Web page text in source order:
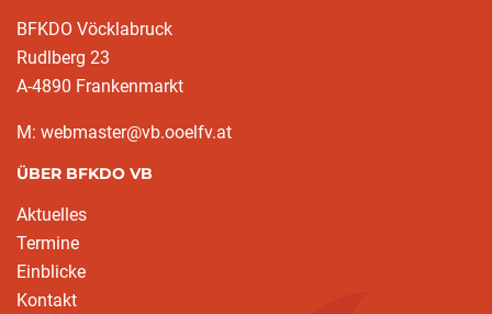
BFKDO Vöcklabruck
Rudlberg 23
A-4890 Frankenmarkt
M: webmaster@vb.ooelfv.at
ÜBER BFKDO VB
Aktuelles
Termine
Einblicke
Kontakt